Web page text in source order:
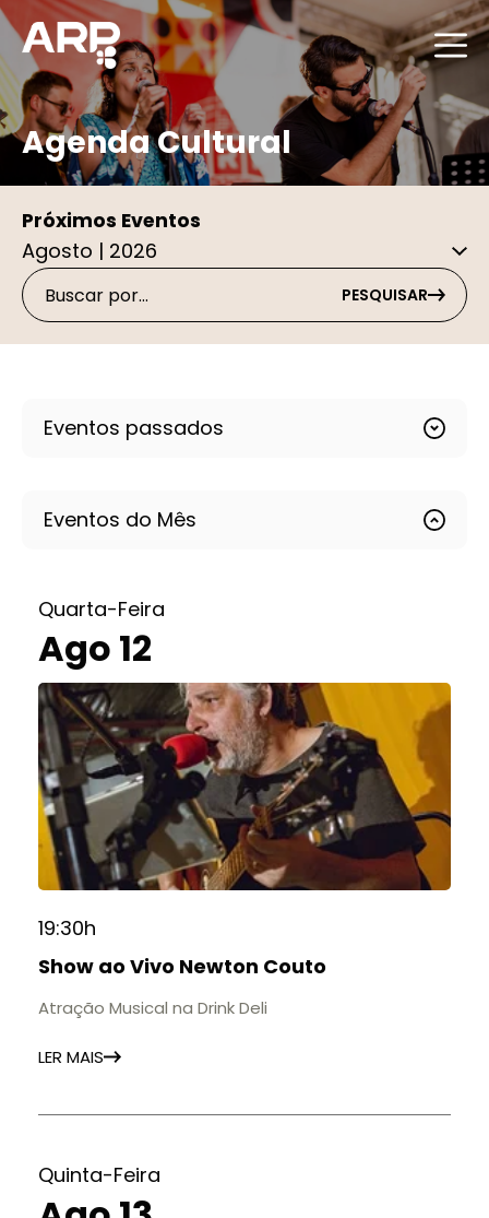
Agenda Cultural
Próximos Eventos
PESQUISAR
Eventos passados
Eventos do Mês
Quarta-Feira
Ago 12
19:30h
Show ao Vivo Newton Couto
Atração Musical na Drink Deli
LER MAIS
Quinta-Feira